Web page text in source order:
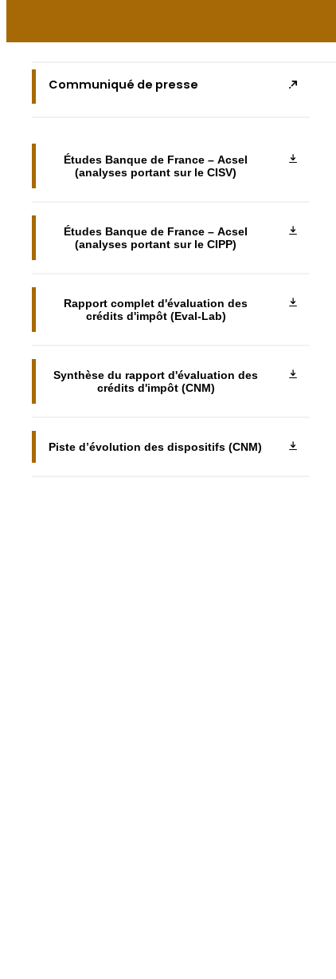
Communiqué de presse
Études Banque de France – Acsel
(analyses portant sur le CISV)
Études Banque de France – Acsel
(analyses portant sur le CIPP)
Rapport complet d'évaluation des
crédits d'impôt (Eval-Lab)
Synthèse du rapport d'évaluation des
crédits d'impôt (CNM)
Piste d’évolution des dispositifs (CNM)